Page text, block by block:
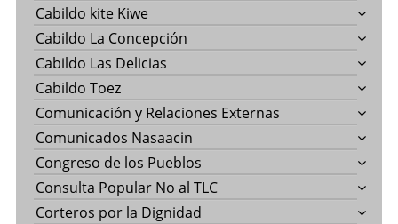
Cabildo kite Kiwe
Cabildo La Concepción
Cabildo Las Delicias
Cabildo Toez
Comunicación y Relaciones Externas
Comunicados Nasaacin
Congreso de los Pueblos
Consulta Popular No al TLC
Corteros por la Dignidad